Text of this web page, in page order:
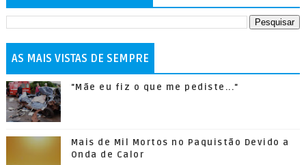
AS MAIS VISTAS DE SEMPRE
"Mãe eu fiz o que me pediste..."
Mais de Mil Mortos no Paquistão Devido a
Onda de Calor